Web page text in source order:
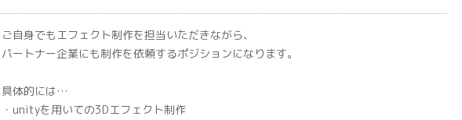
ご自身でもエフェクト制作を担当いただきながら、
パートナー企業にも制作を依頼するポジションになります。
具体的には…
・unityを用いての3Dエフェクト制作